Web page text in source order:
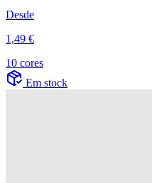
Desde
1,49 €
10 cores
Em stock